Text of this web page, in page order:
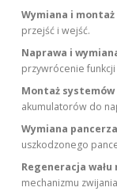
Wymiana i
przejść i wejść.
Naprawa i
przywrócenie funkcji
Montaż
akumulatorów do
Wymiana
uszkodzonego
Regeneracja
mechanizmu